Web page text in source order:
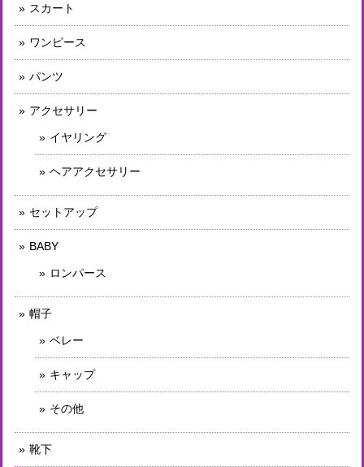
スカート
ワンピース
パンツ
アクセサリー
イヤリング
ヘアアクセサリー
セットアップ
BABY
ロンパース
帽子
ベレー
キャップ
その他
靴下